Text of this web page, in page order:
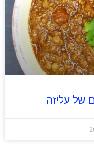
של עליזה